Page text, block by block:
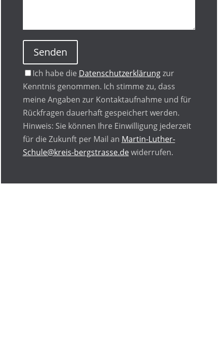
Senden
Ich habe die Datenschutzerklärungzur
Kenntnis genommen. Ich stimme zu, dass
meine Angaben zur Kontaktaufnahme und für
Rückfragen dauerhaft gespeichert werden.
Hinweis: Sie können Ihre Einwilligung jederzeit
für die Zukunft per Mail an Martin-Luther-
Schule@kreis-bergstrasse.dewiderrufen.